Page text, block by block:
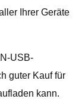
Ihrer Geräte
USB-
guter Kauf für
kann.